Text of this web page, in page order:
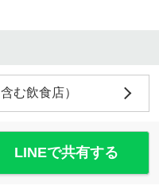
む飲食店）
LINEで共有する